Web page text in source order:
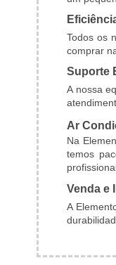
Todos os
comprar
Suporte
A nossa
Ar
Na
temos
Venda e
A